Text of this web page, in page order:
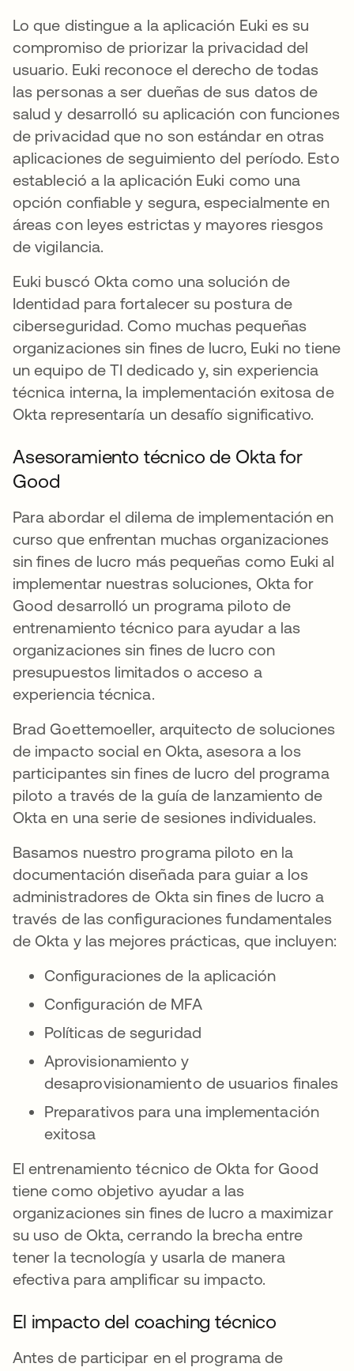
Lo que distingue a la aplicación Euki es su
compromiso de priorizar la privacidad del
usuario. Euki reconoce el derecho de todas
las personas a ser dueñas de sus datos de
salud y desarrolló su aplicación con funciones
de privacidad que no son estándar en otras
aplicaciones de seguimiento del período. Esto
estableció a la aplicación Euki como una
opción confiable y segura, especialmente en
áreas con leyes estrictas y mayores riesgos
de vigilancia.
Euki buscó Okta como una solución de
Identidad para fortalecer su postura de
ciberseguridad. Como muchas pequeñas
organizaciones sin fines de lucro, Euki no tiene
un equipo de TI dedicado y, sin experiencia
técnica interna, la implementación exitosa de
Okta representaría un desafío significativo.
Asesoramiento técnico de Okta for
Good
Para abordar el dilema de implementación en
curso que enfrentan muchas organizaciones
sin fines de lucro más pequeñas como Euki al
implementar nuestras soluciones, Okta for
Good desarrolló un programa piloto de
entrenamiento técnico para ayudar a las
organizaciones sin fines de lucro con
presupuestos limitados o acceso a
experiencia técnica.
Brad Goettemoeller, arquitecto de soluciones
de impacto social en Okta, asesora a los
participantes sin fines de lucro del programa
piloto a través de la guía de lanzamiento de
Okta en una serie de sesiones individuales.
Basamos nuestro programa piloto en la
documentación diseñada para guiar a los
administradores de Okta sin fines de lucro a
través de las configuraciones fundamentales
de Okta y las mejores prácticas, que incluyen:
Configuraciones de la aplicación
Configuración de MFA
Políticas de seguridad
Aprovisionamiento y
desaprovisionamiento de usuarios finales
Preparativos para una implementación
exitosa
El entrenamiento técnico de Okta for Good
tiene como objetivo ayudar a las
organizaciones sin fines de lucro a maximizar
su uso de Okta, cerrando la brecha entre
tener la tecnología y usarla de manera
efectiva para amplificar su impacto.
El impacto del coaching técnico
Antes de participar en el programa de